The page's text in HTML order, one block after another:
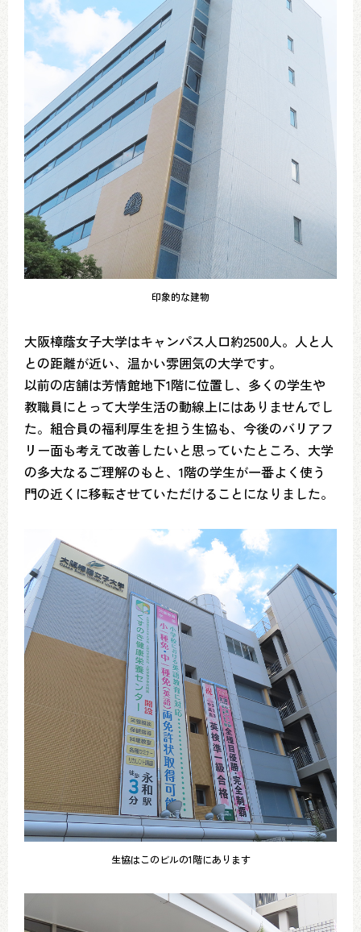
印象的な建物
大阪樟蔭女子大学はキャンパス人口約2500人。人と人
との距離が近い、温かい雰囲気の大学です。
以前の店舗は芳情館地下1階に位置し、多くの学生や
教職員にとって大学生活の動線上にはありませんでし
た。組合員の福利厚生を担う生協も、今後のバリアフ
リー面も考えて改善したいと思っていたところ、大学
の多大なるご理解のもと、1階の学生が一番よく使う
門の近くに移転させていただけることになりました。
生協はこのビルの1階にあります